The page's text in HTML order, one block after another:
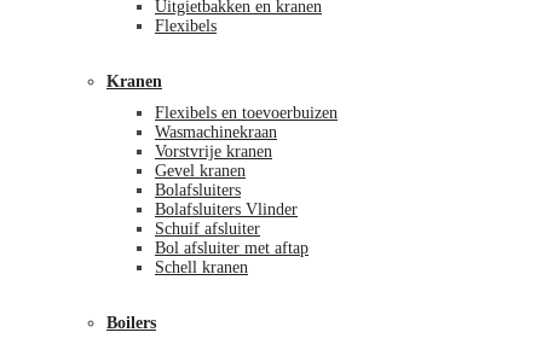
Uitgietbakken en kranen
Flexibels
Kranen
Flexibels en toevoerbuizen
Wasmachinekraan
Vorstvrije kranen
Gevel kranen
Bolafsluiters
Bolafsluiters Vlinder
Schuif afsluiter
Bol afsluiter met aftap
Schell kranen
Boilers